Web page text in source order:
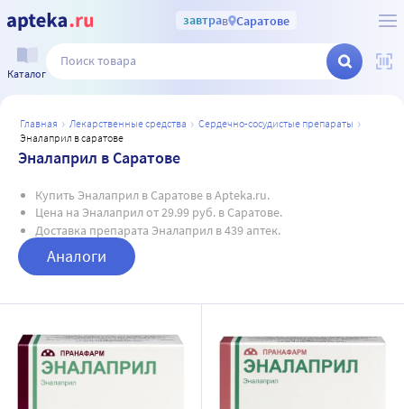
завтрав Саратове
Каталог
главная лекарственные средства
сердечно-сосудистые препараты
эналаприл в саратове
Эналаприл в Саратове
Купить Эналаприл в Саратове в Apteka.ru.
Цена на Эналаприл от 29.99 руб. в Саратове.
Доставка препарата Эналаприл в 439 аптек.
Аналоги